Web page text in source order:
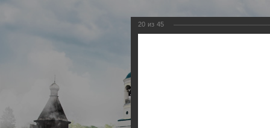
20 из 45